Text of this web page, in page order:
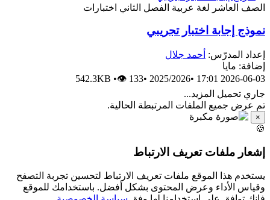
الصف العاشر لغة عربية الفصل الثاني اختبارات
نموذج إجابة اختبار تجريبي
إعداد المدرّس: أحمد جلال
إضافة: مايا
2026-06-03 17:01
•
2025/2026
•
542.3KB •👁 133
جاري تحميل المزيد...
تم عرض جميع الملفات المرتبطة الحالية.
×
🍪
إشعار ملفات تعريف الارتباط
يستخدم هذا الموقع ملفات تعريف الارتباط لتحسين تجربة التصفح
وقياس الأداء وعرض المحتوى بشكل أفضل. باستخدامك للموقع